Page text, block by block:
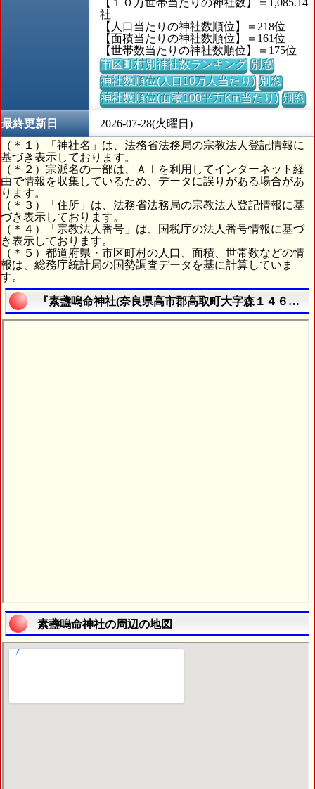
【１０万世帯当たりの神社数】＝1,085.14
社
【人口当たりの神社数順位】＝218位
【面積当たりの神社数順位】＝161位
【世帯数当たりの神社数順位】＝175位
市区町村別神社数ランキング 別窓
神社数順位(人口10万人当たり) 別窓
神社数順位(面積100平方Km当たり) 別窓
最終更新日
2026-07-28(火曜日)
（＊１）「神社名」は、法務省法務局の宗教法人登記情報に
基づき表示しております。
（＊２）宗派名の一部は、ＡＩを利用してインターネット経
由で情報を収集しているため、データに誤りがある場合があ
ります。
（＊３）「住所」は、法務省法務局の宗教法人登記情報に基
づき表示しております。
（＊４）「宗教法人番号」は、国税庁の法人番号情報に基づ
き表示しております。
（＊５）都道府県・市区町村の人口、面積、世帯数などの情
報は、総務庁統計局の国勢調査データを基に計算していま
す。
『素盞嗚命神社(奈良県高市郡高取町大字森１４６番
素盞嗚命神社の周辺の地図